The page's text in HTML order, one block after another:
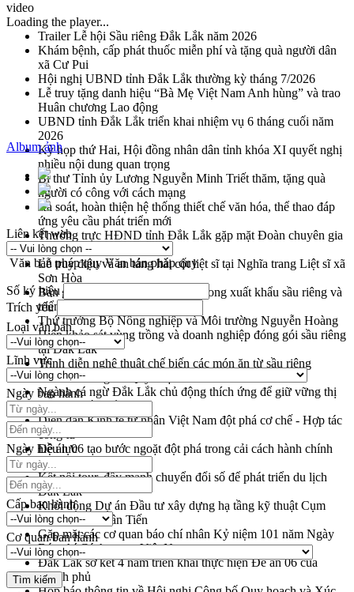
video
Loading the player...
Trailer Lễ hội Sầu riêng Đắk Lắk năm 2026
Khám bệnh, cấp phát thuốc miễn phí và tặng quà người dân
xã Cư Pui
Hội nghị UBND tỉnh Đắk Lắk thường kỳ tháng 7/2026
Lễ truy tặng danh hiệu “Bà Mẹ Việt Nam Anh hùng” và trao
Huân chương Lao động
UBND tỉnh Đắk Lắk triển khai nhiệm vụ 6 tháng cuối năm
2026
Kỳ họp thứ Hai, Hội đồng nhân dân tỉnh khóa XI quyết nghị
nhiều nội dung quan trọng
Bí thư Tỉnh ủy Lương Nguyễn Minh Triết thăm, tặng quà
người có công với cách mạng
Rà soát, hoàn thiện hệ thống thiết chế văn hóa, thể thao đáp
ứng yêu cầu phát triển mới
Thường trực HĐND tỉnh Đắk Lắk gặp mặt Đoàn chuyên gia
y tế TP. Hồ Chí Minh
Lễ truy điệu và an táng hài cốt liệt sĩ tại Nghĩa trang Liệt sĩ xã
Sơn Hòa
Bàn giải pháp tháo gỡ khó khăn trong xuất khẩu sầu riêng và
triển khai quy định EUDR
Thứ trưởng Bộ Nông nghiệp và Môi trường Nguyễn Hoàng
Hiệp khảo sát vùng trồng và doanh nghiệp đóng gói sầu riêng
tại Đắk Lắk
Trình diễn nghệ thuật chế biến các món ăn từ sầu riêng
Đắk Lắk công bố Quy hoạch và xúc tiến đầu tư tỉnh
Ngành cá ngừ Đắk Lắk chủ động thích ứng để giữ vững thị
trường xuất khẩu
Diễn đàn Kinh tế tư nhân Việt Nam đột phá cơ chế - Hợp tác
công tư
Đề án 06 tạo bước ngoặt đột phá trong cải cách hành chính
tỉnh Đắk Lắk
Kết nối tour, đẩy mạnh chuyển đổi số để phát triển du lịch
Đắk Lắk
Khởi động Dự án Đầu tư xây dựng hạ tầng kỹ thuật Cụm
công nghiệp Tân Tiến
Gặp mặt các cơ quan báo chí nhân Kỷ niệm 101 năm Ngày
Báo chí Cách mạng Việt Nam
Đắk Lắk sơ kết 4 năm triển khai thực hiện Đề án 06 của
Chính phủ
Album ảnh
Liên kết web
Văn bản pháp quy Văn bản pháp quy
Số ký hiệu
Trích yếu
Loại văn bản
Lĩnh vực
Ngày ban hành
Ngày hiệu lực
Cấp ban hành
Cơ quan ban hành